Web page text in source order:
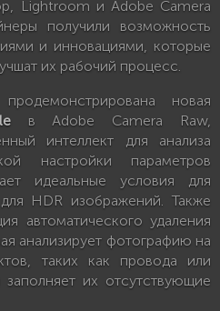
Lightroom и Adobe Camera
получили возможность
и инновациями, которые
их рабочий процесс.
новая
в Adobe Camera Raw,
интеллект для анализа
настройки параметров
идеальные условия для
HDR изображений. Также
автоматического удаления
анализирует фотографию на
таких как провода или
их отсутствующие